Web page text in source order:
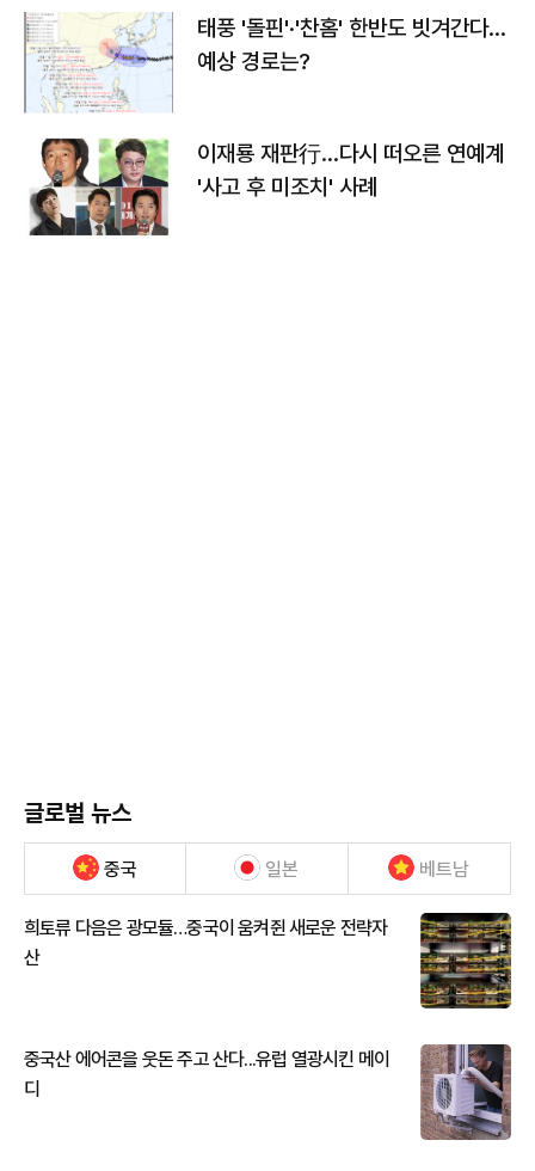
태풍 '돌핀'·'찬홈' 한반도 빗겨간다…
예상 경로는?
이재룡 재판行…다시 떠오른 연예계
'사고 후 미조치' 사례
글로벌 뉴스
중국 일본 베트남
희토류 다음은 광모듈…중국이 움켜쥔 새로운 전략자
산
중국산 에어콘을 웃돈 주고 산다...유럽 열광시킨 메이
디